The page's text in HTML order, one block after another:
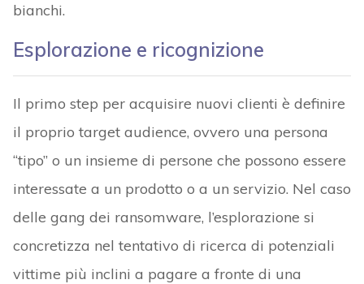
bianchi.
Esplorazione e ricognizione
Il primo step per acquisire nuovi clienti è definire
il proprio target audience, ovvero una persona
“tipo” o un insieme di persone che possono essere
interessate a un prodotto o a un servizio. Nel caso
delle gang dei ransomware, l’esplorazione si
concretizza nel tentativo di ricerca di potenziali
vittime più inclini a pagare a fronte di una